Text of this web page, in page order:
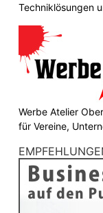
Techniklösungen
Werbe Atelier
für Vereine,